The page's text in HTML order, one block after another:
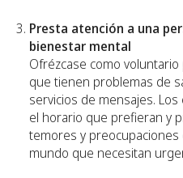
Presta atención a una
bienestar mental
Ofrézcase como
que tienen problemas de
servicios de mensajes.
el horario que prefieran y
temores y
mundo que necesitan